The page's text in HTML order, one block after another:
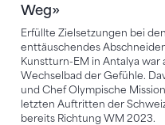
Weg»
Erfüllte Zielsetzungen bei
enttäuschendes
Kunstturn-EM in Antalya war
Wechselbad der Gefühle.
und Chef Olympische
letzten Auftritten der
bereits Richtung WM 2023.